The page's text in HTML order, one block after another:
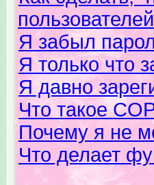
Я забыл
Я только что
Я давно
Что такое
Почему я не
Что делает